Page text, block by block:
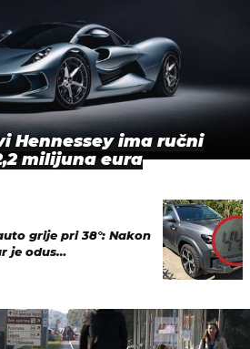
Hennessey ima ručni
milijuna eura
grije pri 38°: Nakon
je odus…